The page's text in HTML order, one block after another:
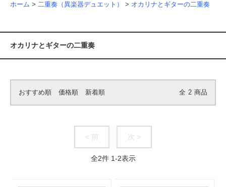
ホーム > 二重奏（異楽器デュエット） > オカリナとギターの二重奏
オカリナとギターの二重奏
おすすめ順 価格順 新着順 全 2 商品
< 前 次 >
全2件 1-2表示